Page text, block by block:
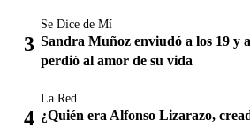
Se Dice de Mí
Sandra Muñoz enviudó a los 19 y
perdió al amor de su vida
La Red
¿Quién era Alfonso Lizarazo,